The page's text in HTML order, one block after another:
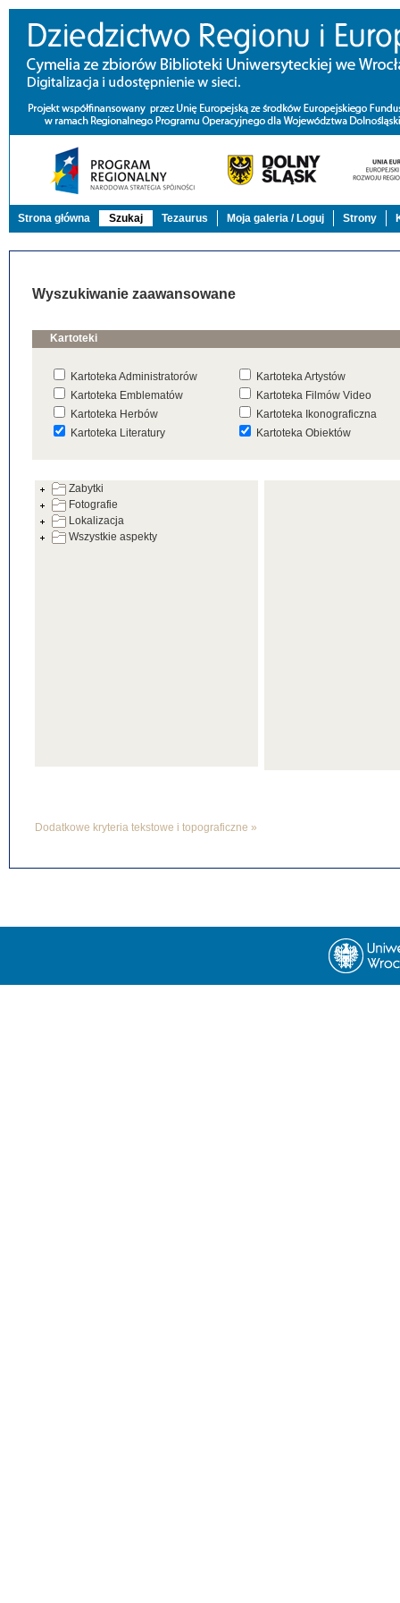
Strona główna Szukaj Tezaurus Moja galeria / Loguj Strony
Wyszukiwanie zaawansowane
Kartoteki
Kartoteka Administratorów
Kartoteka Artystów
Kartoteka Emblematów
Kartoteka Filmów Video
Kartoteka Herbów
Kartoteka Ikonograficzna
Kartoteka Literatury
Kartoteka Obiektów
Kartoteka Warsztatów
Kartoteka Zabytków
Zabytki
Fotografie
Lokalizacja
Wszystkie aspekty
Dodatkowe kryteria tekstowe i topograficzne »